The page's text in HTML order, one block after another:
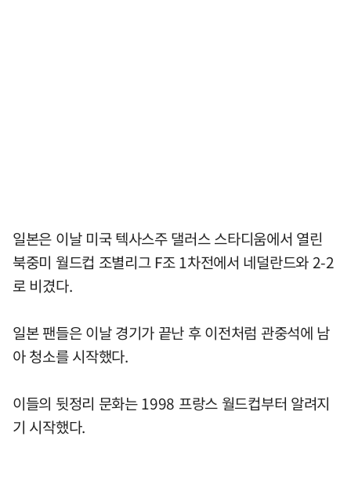
일본은 이날 미국 텍사스주 댈러스 스타디움에서 열린
북중미 월드컵 조별리그 F조 1차전에서 네덜란드와 2-2
로 비겼다.
일본 팬들은 이날 경기가 끝난 후 이전처럼 관중석에 남
아 청소를 시작했다.
이들의 뒷정리 문화는 1998 프랑스 월드컵부터 알려지
기 시작했다.